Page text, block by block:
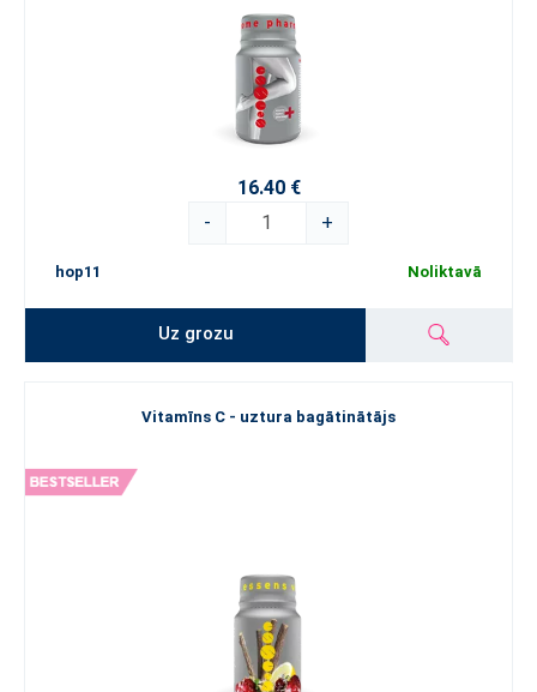
16.40 €
-
+
hop11 Noliktavā
Uz grozu
Vitamīns C - uztura bagātinātājs